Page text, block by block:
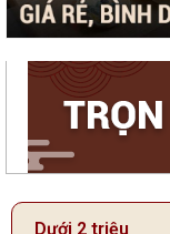
Dưới 2 triệu